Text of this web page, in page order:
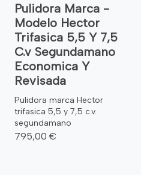
Pulidora Marca -
Modelo Hector
Trifasica 5,5 Y 7,5
C.v Segundamano
Economica Y
Revisada
Pulidora marca Hector
trifasica 5,5 y 7,5 c.v.
segundamano
795,00 €